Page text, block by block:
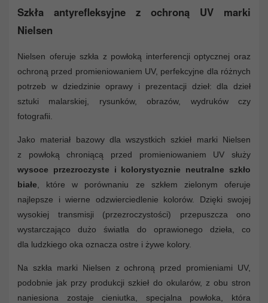
Szkła antyrefleksyjne z ochroną UV marki
Nielsen
Nielsen oferuje szkła z powłoką interferencji optycznej oraz
ochroną przed promieniowaniem UV, perfekcyjne dla różnych
potrzeb w dziedzinie oprawy i prezentacji dzieł: dla dzieł
sztuki malarskiej, rysunków, obrazów, wydruków czy
fotografii.
Jako materiał bazowy dla wszystkich szkieł marki Nielsen
z powłoką chroniącą przed promieniowaniem UV służy
wysoce przezroczyste i kolorystycznie neutralne szkło
białe , które w porównaniu ze szkłem zielonym oferuje
najlepsze i wierne odzwierciedlenie kolorów. Dzięki swojej
wysokiej transmisji (przezroczystości) przepuszcza ono
wystarczająco dużo światła do oprawionego dzieła, co
dla ludzkiego oka oznacza ostre i żywe kolory.
Na szkła marki Nielsen z ochroną przed promieniami UV,
podobnie jak przy produkcji szkieł do okularów, z obu stron
naniesiona zostaje cieniutka, specjalna powłoka, która